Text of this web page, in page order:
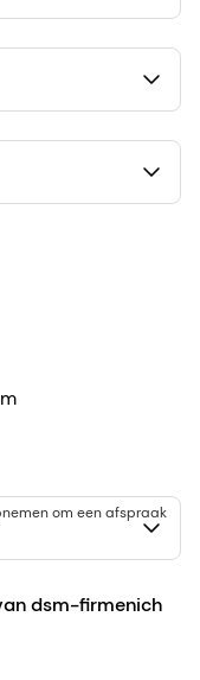
US
om een afspraak
dsm-firmenich